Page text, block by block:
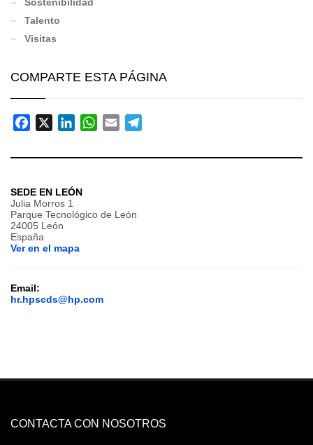
Talento
Visitas
COMPARTE ESTA PÁGINA
FacebookLinkedInWhatsApp
Email
SEDE EN LEÓN
Julia Morros 1
Parque Tecnológico de León
24005 León
España
Ver en el mapa
Email:
hr.hpscds@hp.com
CONTACTA CON NOSOTROS